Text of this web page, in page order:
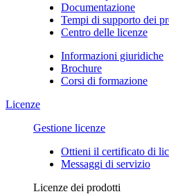
Documentazione
Tempi di supporto dei
Centro delle licenze
Informazioni giuridiche
Brochure
Corsi di formazione
Licenze
Gestione licenze
Ottieni il certificato di
Messaggi di servizio
Licenze dei prodotti